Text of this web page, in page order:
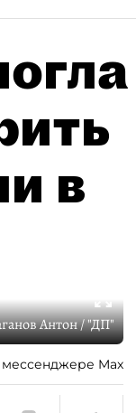
в
Антон / "ДП"
мессенджере Max